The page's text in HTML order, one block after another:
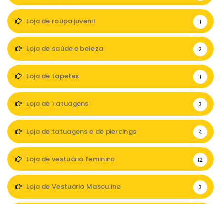
Loja de roupa juvenil 1
Loja de saúde e beleza 2
Loja de tapetes 1
Loja de Tatuagens 3
Loja de tatuagens e de piercings 4
Loja de vestuário feminino 12
Loja de Vestuário Masculino 3